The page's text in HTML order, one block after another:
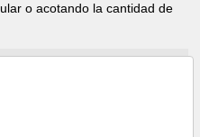
o acotando la cantidad de